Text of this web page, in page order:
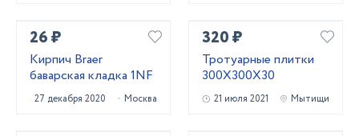
26 ₽
Кирпич Braer
баварская кладка 1NF
27 декабря 2020 Москва
320 ₽
Тротуарные плитки
300Х300Х30
21 июля 2021 Мытищи